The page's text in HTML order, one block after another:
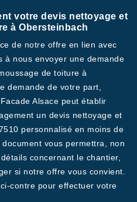
votre devis nettoyage et
à Obersteinbach
de notre offre en lien avec
à nous envoyer une demande
de toiture à
demande de votre part,
Alsace peut établir
un devis nettoyage et
personnalisé en moins de
vous permettra, non
concernant le chantier,
si notre offre vous convient.
contre pour effectuer votre